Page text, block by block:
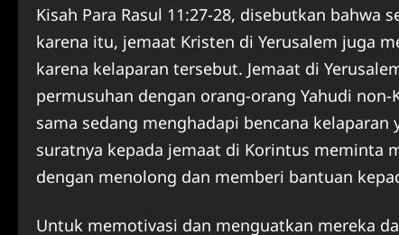
Kisah Para Rasul 11:27-28, disebutkan bahwa
karena itu, jemaat Kristen di Yerusalem juga
karena kelaparan tersebut. Jemaat di
permusuhan dengan orang-orang Yahudi
sama sedang menghadapi bencana
suratnya kepada jemaat di Korintus meminta
dengan menolong dan memberi bantuan
Untuk memotivasi dan menguatkan mereka